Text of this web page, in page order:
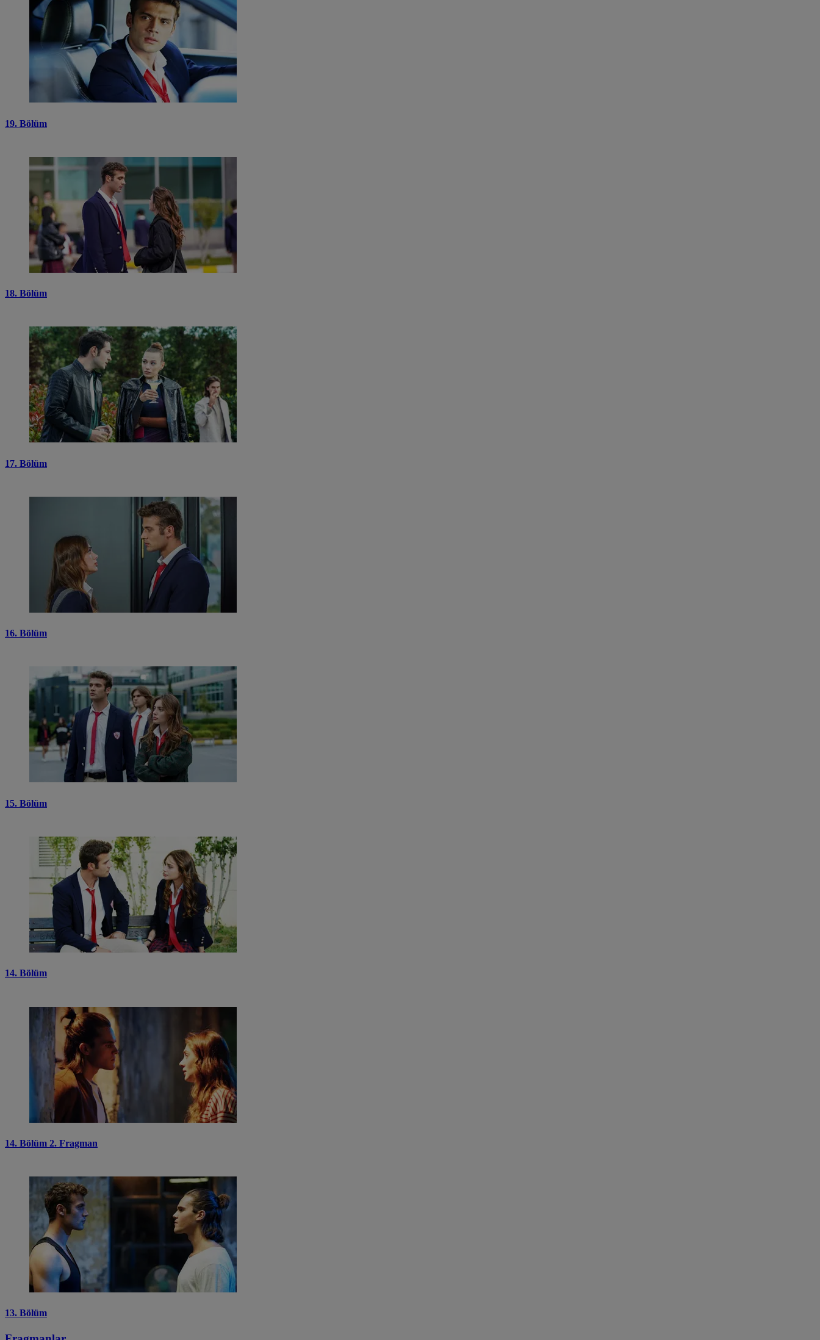
19. Bölüm
18. Bölüm
17. Bölüm
16. Bölüm
15. Bölüm
14. Bölüm
14. Bölüm 2. Fragman
13. Bölüm